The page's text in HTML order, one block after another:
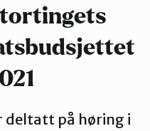
deltatt på høring i